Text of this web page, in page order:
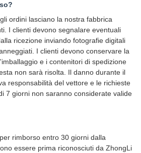
ordini lasciano la nostra fabbrica
I clienti devono segnalare eventuali
ricezione inviando fotografie digitali
I clienti devono conservare la
e i contenitori di spedizione
non sarà risolta. Il danno durante il
responsabilità del vettore e le richieste
7 giorni non saranno considerate valide
rimborso entro 30 giorni dalla
essere prima riconosciuti da ZhongLi